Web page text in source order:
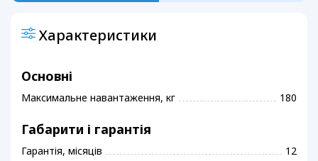
Характеристики
Основні
Максимальне навантаження, кг 180
Габарити і гарантія
Гарантія, місяців 12